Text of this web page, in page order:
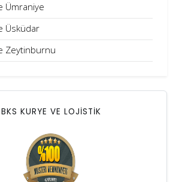
Ümraniye
Üsküdar
Zeytinburnu
BKS KURYE VE LOJİSTİK